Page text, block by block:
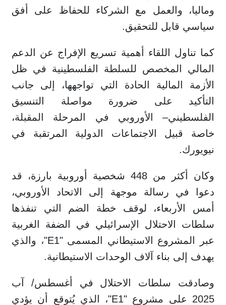
وماليا، والعمل مع الشركاء للحفاظ على أفق
سياسي قابل للتحقيق.
كما تناول اللقاء أهمية تسريع الإفراج عن الدعم
المالي المخصص للسلطة الفلسطينية في ظل
الأزمة المالية الحادة التي تواجهها، إلى جانب
التأكيد على ضرورة مواصلة التنسيق
الفلسطيني– الأوروبي في المرحلة المقبلة،
خاصة قبيل الاجتماعات الدولية المرتقبة في
نيويورك.
وكان أكثر من 448 شخصية أوروبية بارزة، قد
دعوا في رسالة موجهة إلى الاتحاد الأوروبي،
أمس الأربعاء، لوقف خطة الضم التي تنفذها
سلطات الاحتلال الإسرائيلي في الضفة الغربية
عبر المشروع الاستيطاني المسمى "E1"، والذي
يهدف إلى بناء آلاف الوحدات الاستيطانية.
وصادقت سلطات الاحتلال في أغسطس/ آب
2025 على مشروع "E1"، الذي يُتوقع أن يؤدي